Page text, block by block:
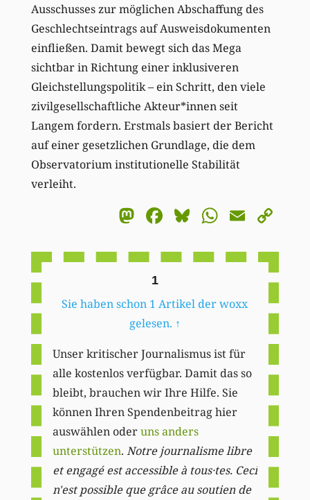
Ausschusses zur möglichen Abschaffung des
Geschlechtseintrags auf Ausweisdokumenten
einfließen. Damit bewegt sich das Mega
sichtbar in Richtung einer inklusiveren
Gleichstellungspolitik – ein Schritt, den viele
zivilgesellschaftliche Akteur*innen seit
Langem fordern. Erstmals basiert der Bericht
auf einer gesetzlichen Grundlage, die dem
Observatorium institutionelle Stabilität
verleiht.
Mastodon
Facebook
BlueskyEmail
1
Sie haben schon 1 Artikel der woxx
gelesen. ↑
Unser kritischer Journalismus ist für
alle kostenlos verfügbar. Damit das so
bleibt, brauchen wir Ihre Hilfe. Sie
können Ihren Spendenbeitrag hier
auswählen oderuns anders
unterstützen. Notre journalisme libre
et engagé est accessible à tous·tes. Ceci
n'est possible que grâce au soutien de